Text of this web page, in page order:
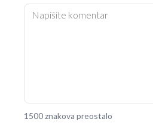
1500 znakova preostalo